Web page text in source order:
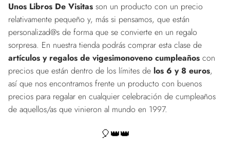
Unos Libros De Visitas son un producto con un precio
relativamente pequeño y, más si pensamos, que están
personalizad@s de forma que se convierte en un regalo
sorpresa. En nuestra tienda podrás comprar esta clase de
artículos y regalos de vigesimonoveno cumpleaños con
precios que están dentro de los límites de los 6 y 8 euros,
así que nos encontramos frente un producto con buenos
precios para regalar en cualquier celebración de cumpleaños
de aquellos/as que vinieron al mundo en 1997.
🎈👑👑